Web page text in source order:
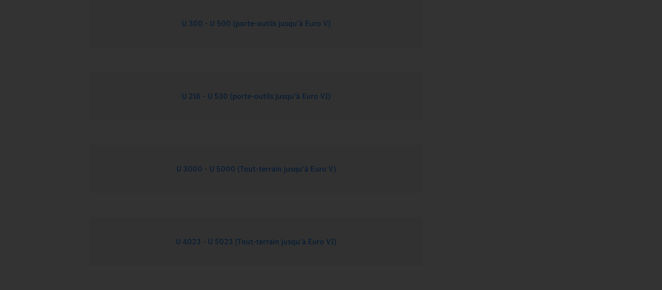
U 300 - U 500 (porte-outils jusqu’à Euro V)
U 216 - U 530 (porte-outils jusqu’à Euro VI)
U 3000 - U 5000 (Tout-terrain jusqu'à Euro V)
U 4023 - U 5023 (Tout-terrain jusqu'à Euro VI)